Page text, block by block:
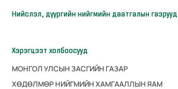
Нийслэл, дүүргийн нийгмийн даатгалын газрууд
Хэрэгцээт холбоосууд
МОНГОЛ УЛСЫН ЗАСГИЙН ГАЗАР
ХӨДӨЛМӨР НИЙГМИЙН ХАМГААЛЛЫН ЯАМ